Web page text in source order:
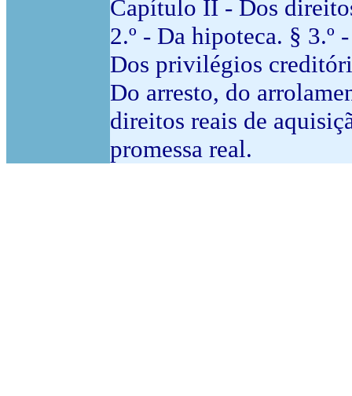
Capítulo II - Dos
2.º - Da hipoteca. § 3.º
Dos privilégios
Do arresto, do
direitos reais de
promessa real.